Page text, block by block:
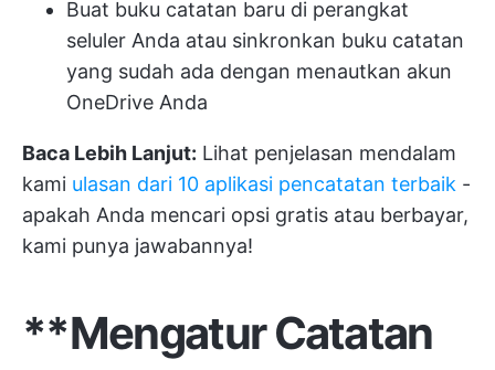
Buat buku catatan baru di perangkat
seluler Anda atau sinkronkan buku catatan
yang sudah ada dengan menautkan akun
OneDrive Anda
Baca Lebih Lanjut: Lihat penjelasan mendalam
kami ulasan dari 10 aplikasi pencatatan terbaik -
apakah Anda mencari opsi gratis atau berbayar,
kami punya jawabannya!
**Mengatur Catatan